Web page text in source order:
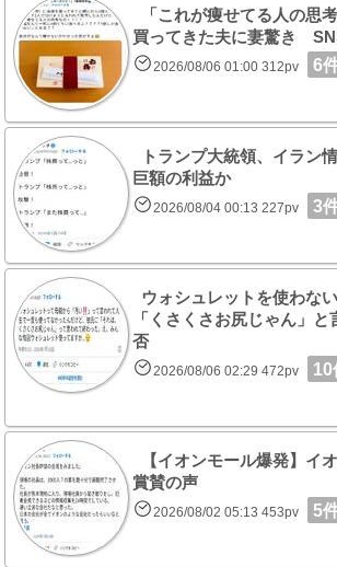
「これが痩せてる人の思
買ってきた夫に妻驚き
2026/08/06 01:00 312pv 6
トランプ大統領、イラン
巨額の利益か
2026/08/04 00:13 227pv 3
ウォシュレットを使わな
「くさくさお尻じゃん」
否
2026/08/06 02:29 472pv 10
【イオンモール爆発】イ
賞賛の声
2026/08/02 05:13 453pv 5